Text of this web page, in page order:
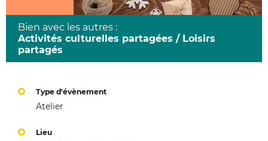
Bien avec les autres :
Activités culturelles partagées / Loisirs
partagés
Type d'évènement
Atelier
Lieu